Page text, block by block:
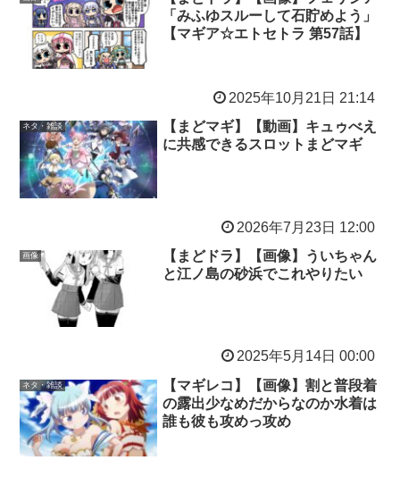
「みふゆスルーして石貯めよう」
【マギア☆エトセトラ 第57話】
2025年10月21日 21:14
ネタ・雑談
【まどマギ】【動画】キュゥべえ
に共感できるスロットまどマギ
2026年7月23日 12:00
画像
【まどドラ】【画像】ういちゃん
と江ノ島の砂浜でこれやりたい
2025年5月14日 00:00
ネタ・雑談
【マギレコ】【画像】割と普段着
の露出少なめだからなのか水着は
誰も彼も攻めっ攻め